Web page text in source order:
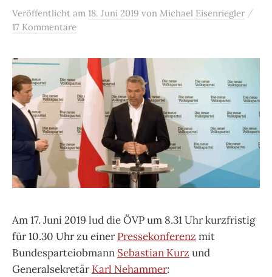
Veröffentlicht am 18. Juni 2019 von Michael Eisenriegler /
17 Kommentare
Am 17. Juni 2019 lud die ÖVP um 8.31 Uhr kurzfristig
für 10.30 Uhr zu einerPressekonferenz mit
Bundesparteiobmann Sebastian Kurz und
GeneralsekretärKarl Nehammer: